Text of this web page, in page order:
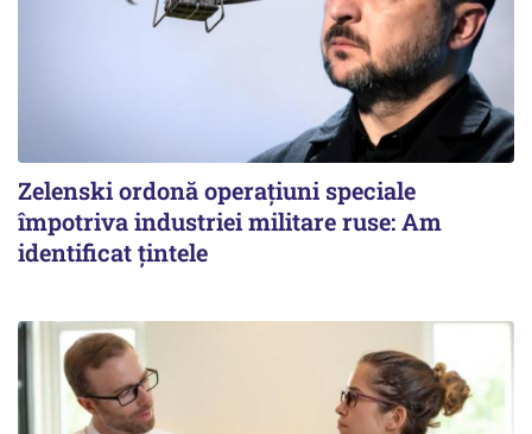
Zelenski ordonă operațiuni speciale
împotriva industriei militare ruse: Am
identificat țintele